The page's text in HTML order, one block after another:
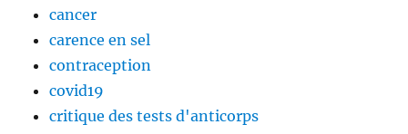
cancer
carence en sel
contraception
covid19
critique des tests d'anticorps